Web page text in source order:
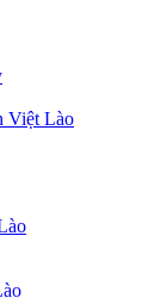
Việt Lào